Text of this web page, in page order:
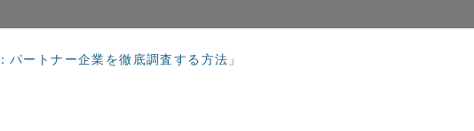
ートナー企業を徹底調査する方法」